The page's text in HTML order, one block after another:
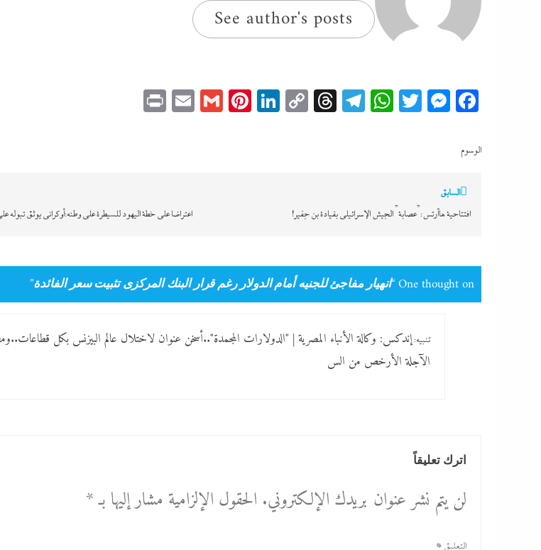
See author's posts
Facebook
Messenger
Twitter
WhatsApp
Telegram
Threads
Copy
LinkedIn
Pinterest
Gmail
Email
الوسوم
تصفّح
المقالات
السابق
افتتاحية هاآرتس:”عصابة” الجيش الإسرائيلي بقيادة بن جفير!
اعتراضا على خطة اليهود للسيطرة على وطنه:أوكراني يوثق تبوله
One thought on “ انهيار مفاجئ للجنيه أمام الدولار رغم قرار البنك المركزى تثبيت سعر الفائدة”
تنبيه:إندكس: وكالة الأنباء المصرية | "الدولارات المجمدة"..أسخن عنوان لاختلال عالم البيزنس بكل
الآجلة الأرخص من الس
اترك تعليقاً
لن يتم نشر عنوان بريدك الإلكتروني.الحقول الإلزامية مشار إليها بـ*
التعليق *